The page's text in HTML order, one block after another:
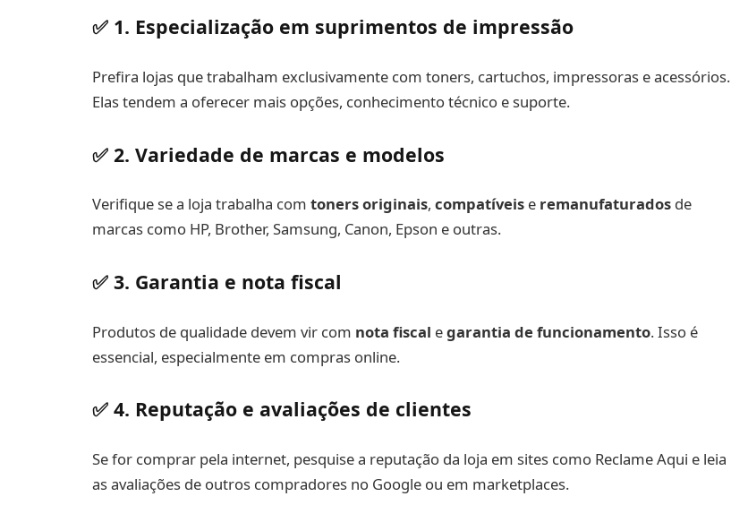
✅ 1. Especialização em suprimentos de impressão
Prefira lojas que trabalham exclusivamente com toners, cartuchos, impressoras e acessórios.
Elas tendem a oferecer mais opções, conhecimento técnico e suporte.
✅ 2. Variedade de marcas e modelos
Verifique se a loja trabalha com toners originais, compatíveis e remanufaturados de
marcas como HP, Brother, Samsung, Canon, Epson e outras.
✅ 3. Garantia e nota fiscal
Produtos de qualidade devem vir com nota fiscal egarantia de funcionamento. Isso é
essencial, especialmente em compras online.
✅ 4. Reputação e avaliações de clientes
Se for comprar pela internet, pesquise a reputação da loja em sites como Reclame Aqui e leia
as avaliações de outros compradores no Google ou em marketplaces.